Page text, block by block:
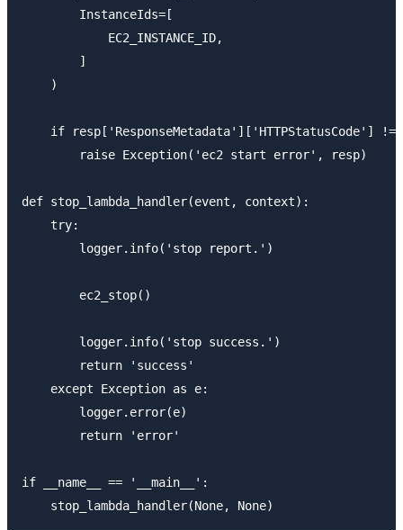
        InstanceIds=[
            EC2_INSTANCE_ID,
        ]
    )
if resp['ResponseMetadata']['HTTPStatusCode'] !=
        raise Exception('ec2 start error', resp)
def stop_lambda_handler(event, context):
    try:
        logger.info('stop report.')
        ec2_stop()
        logger.info('stop success.')
        return 'success'
    except Exception as e:
        logger.error(e)
        return 'error'
if __name__ == '__main__':